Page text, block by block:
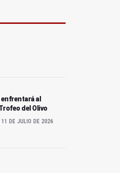
enfrentará al
del Olivo
11 DE JULIO DE 2026